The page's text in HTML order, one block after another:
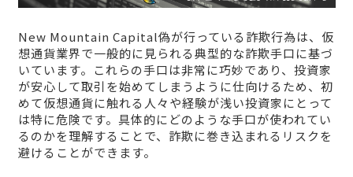
New Mountain Capital偽が行っている詐欺行為は、仮
想通貨業界で一般的に見られる典型的な詐欺手口に基づ
いています。これらの手口は非常に巧妙であり、投資家
が安心して取引を始めてしまうように仕向けるため、初
めて仮想通貨に触れる人々や経験が浅い投資家にとって
は特に危険です。具体的にどのような手口が使われてい
るのかを理解することで、詐欺に巻き込まれるリスクを
避けることができます。